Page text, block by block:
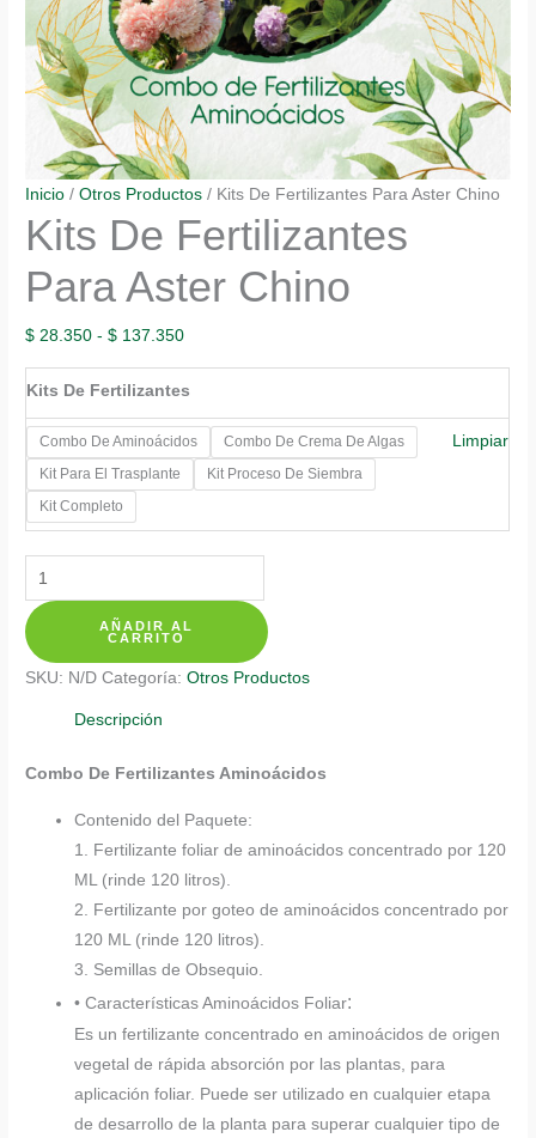
Inicio /Otros Productos / Kits De Fertilizantes Para Aster Chino
Kits De Fertilizantes
Para Aster Chino
$ 28.350 - $ 137.350Rango
de
precios:
desde
$ 28.350
hasta
Kits De Fertilizantes
Combo De Aminoácidos
Combo De Crema De Algas
Kit Para El Trasplante
Kit Proceso De Siembra
Kit Completo
Limpiar
Kits
De
Fertilizantes
Para
Aster
AÑADIR AL
CARRITO
SKU: N/D Categoría:Otros Productos
Descripción
Combo De Fertilizantes Aminoácidos
Contenido del Paquete:
1. Fertilizante foliar de aminoácidos concentrado por 120
ML (rinde 120 litros).
2. Fertilizante por goteo de aminoácidos concentrado por
120 ML (rinde 120 litros).
3. Semillas de Obsequio.
• Características Aminoácidos Foliar:
Es un fertilizante concentrado en aminoácidos de origen
vegetal de rápida absorción por las plantas, para
aplicación foliar. Puede ser utilizado en cualquier etapa
de desarrollo de la planta para superar cualquier tipo de